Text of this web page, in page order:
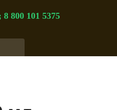
8 800 101 5375